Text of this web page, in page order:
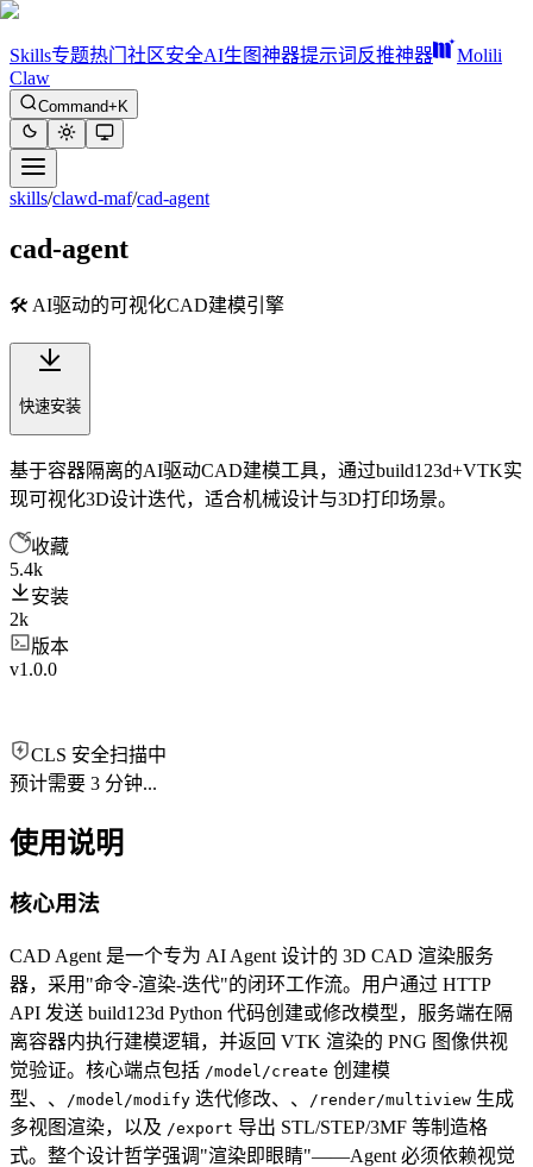
Skills专题热门 社区安全AI生图神器提示词反推神器
Molili
Claw
Command+K
skills/clawd-maf/cad-agent
cad-agent
🛠️ AI驱动的可视化CAD建模引擎
快速安装
基于容器隔离的AI驱动CAD建模工具，通过build123d+VTK实
现可视化3D设计迭代，适合机械设计与3D打印场景。
收藏
5.4k
安装
2k
版本
v1.0.0
CLS 安全扫描中
预计需要 3 分钟...
使用说明
核心用法
CAD Agent 是一个专为 AI Agent 设计的 3D CAD 渲染服务
器，采用"命令-渲染-迭代"的闭环工作流。用户通过 HTTP
API 发送 build123d Python 代码创建或修改模型，服务端在隔
离容器内执行建模逻辑，并返回 VTK 渲染的 PNG 图像供视
觉验证。核心端点包括 /model/create 创建模
型、、
/model/modify 迭代修改、、 /render/multiview 生成
多视图渲染，以及 /export 导出 STL/STEP/3MF 等制造格
式。整个设计哲学强调"渲染即眼睛"——Agent 必须依赖视觉